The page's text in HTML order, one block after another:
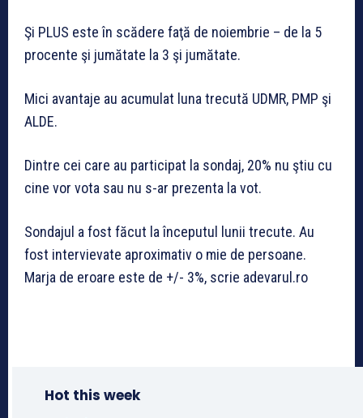
Şi PLUS este în scădere faţă de noiembrie – de la 5
procente şi jumătate la 3 şi jumătate.
Mici avantaje au acumulat luna trecută UDMR, PMP şi
ALDE.
Dintre cei care au participat la sondaj, 20% nu ştiu cu
cine vor vota sau nu s-ar prezenta la vot.
Sondajul a fost făcut la începutul lunii trecute. Au
fost intervievate aproximativ o mie de persoane.
Marja de eroare este de +/- 3%, scrie adevarul.ro
Hot this week